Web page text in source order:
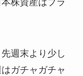
株資産はプラ
週末より少し
ガチャガチャ